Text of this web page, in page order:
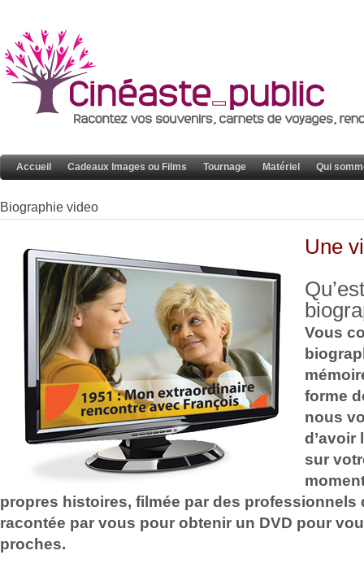
Accueil Cadeaux Images ou Films Tournage Matériel Qui
Biographie video
Une
Vous
forme
nous
d’avoir
sur
propres histoires, filmée par des professionnels
racontée par vous pour obtenir un DVD pour
proches.